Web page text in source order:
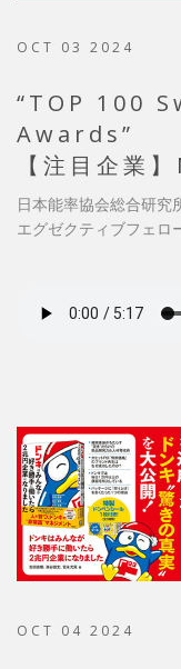
OCT 03 2024
“TOP 100
Awards”
【注目企
日本能率協会総合研究
エグゼクティブフェロ
OCT 04 2024